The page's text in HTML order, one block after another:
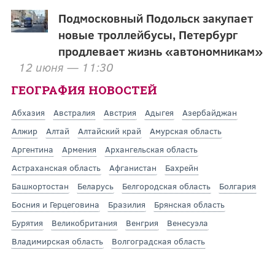
Подмосковный Подольск закупает
новые троллейбусы, Петербург
продлевает жизнь «автономникам»
12 июня — 11:30
ГЕОГРАФИЯ НОВОСТЕЙ
Абхазия Австралия Австрия Адыгея
Азербайджан
Алжир
Алтай Алтайский край
Амурская область
Аргентина
Армения
Архангельская область
Астраханская область
Афганистан
Бахрейн
Башкортостан
Беларусь Белгородская область
Болгария
Босния и Герцеговина
Бразилия
Брянская область
Бурятия
Великобритания Венгрия
Венесуэла
Владимирская область
Волгоградская область